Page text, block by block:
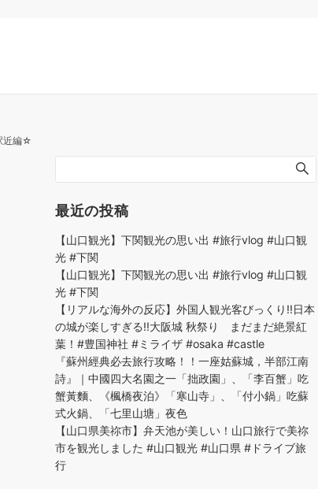
近編☆
最近の投稿
【山口観光】下関観光の思い出 #旅行vlog #山口観
光 #下関
【山口観光】下関観光の思い出 #旅行vlog #山口観
光 #下関
【リアルな海外の反応】外国人観光客びっくり!!日本
の城が楽しすぎる!!大阪城 秋祭り まだまだ絶景紅
葉！#豊国神社 #ミライザ #osaka #castle
『蘇州經典必去旅行攻略！！一座姑蘇城，半部江南
詩』｜中國四大名園之一「拙政園」、「李百蟹」吃
蟹黃麵、《楓橋夜泊》「寒山寺」、「付小鍋」吃蘇
式火鍋、「七里山塘」夜色
【山口県美祢市】弁天池が美しい！山口旅行で美祢
市を観光しました #山口観光 #山口県 #ドライブ旅
行